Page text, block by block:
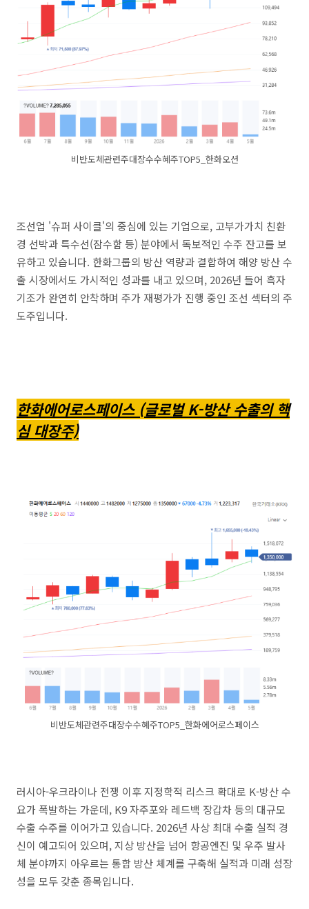
비반도체관련주대장수수혜주TOP5_한화오션
조선업 '슈퍼 사이클'의 중심에 있는 기업으로, 고부가가치 친환
경 선박과 특수선(잠수함 등) 분야에서 독보적인 수주 잔고를 보
유하고 있습니다. 한화그룹의 방산 역량과 결합하여 해양 방산 수
출 시장에서도 가시적인 성과를 내고 있으며, 2026년 들어 흑자
기조가 완연히 안착하며 주가 재평가가 진행 중인 조선 섹터의 주
도주입니다.
한화에어로스페이스 (글로벌 K-방산 수출의 핵
심 대장주)
비반도체관련주대장수수혜주TOP5_한화에어로스페이스
러시아-우크라이나 전쟁 이후 지정학적 리스크 확대로 K-방산 수
요가 폭발하는 가운데, K9 자주포와 레드백 장갑차 등의 대규모
수출 수주를 이어가고 있습니다. 2026년 사상 최대 수출 실적 경
신이 예고되어 있으며, 지상 방산을 넘어 항공엔진 및 우주 발사
체 분야까지 아우르는 통합 방산 체계를 구축해 실적과 미래 성장
성을 모두 갖춘 종목입니다.